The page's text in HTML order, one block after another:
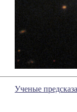
Ученые